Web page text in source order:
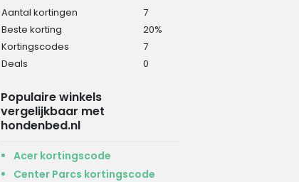
Aantal kortingen
7
Beste korting
20%
Kortingscodes
7
Deals
0
Populaire winkels
vergelijkbaar met
hondenbed.nl
Acer kortingscode
Center Parcs kortingscode